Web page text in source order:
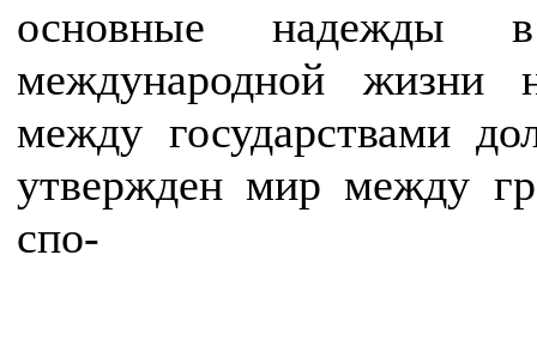
основные надежды в
международной
между государствами
утвержден мир между
спо-